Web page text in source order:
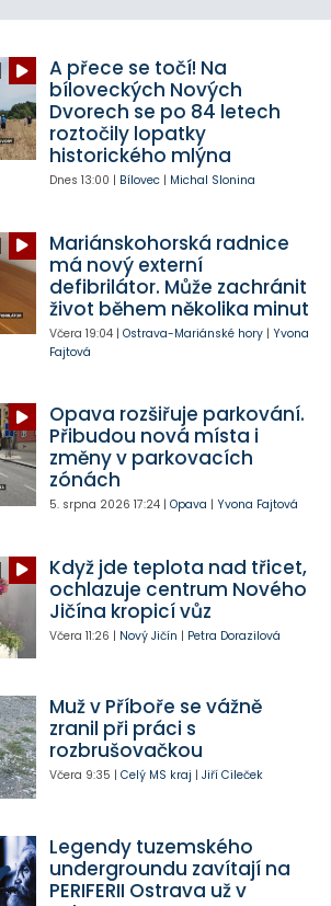
A přece se točí! Na
bíloveckých Nových
Dvorech se po 84 letech
roztočily lopatky
historického mlýna
Dnes 13:00 | Bílovec| Michal Slonina
Mariánskohorská radnice
má nový externí
defibrilátor. Může zachránit
život během několika minut
Včera 19:04| Ostrava-Mariánské hory| Yvona
Fajtová
Opava rozšiřuje parkování.
Přibudou nová místa i
změny v parkovacích
zónách
5. srpna 2026 17:24| Opava | Yvona Fajtová
Když jde teplota nad třicet,
ochlazuje centrum Nového
Jičína kropicí vůz
Včera 11:26 | Nový Jičín | Petra Dorazilová
Muž v Příboře se vážně
zranil při práci s
rozbrušovačkou
Včera 9:35 | Celý MS kraj | Jiří Cileček
Legendy tuzemského
undergroundu zavítají na
PERIFERII Ostrava už v